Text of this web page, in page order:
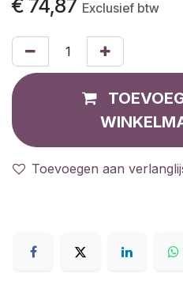
€ 74,87 Exclusief btw
Toevoegen aan